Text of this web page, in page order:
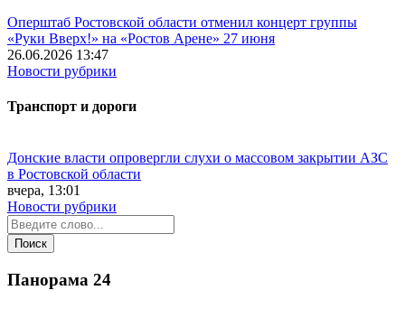
Оперштаб Ростовской области отменил концерт группы
«Руки Вверх!» на «Ростов Арене» 27 июня
26.06.2026 13:47
Новости рубрики
Транспорт и дороги
Донские власти опровергли слухи о массовом закрытии АЗС
в Ростовской области
вчера, 13:01
Новости рубрики
Панорама 24